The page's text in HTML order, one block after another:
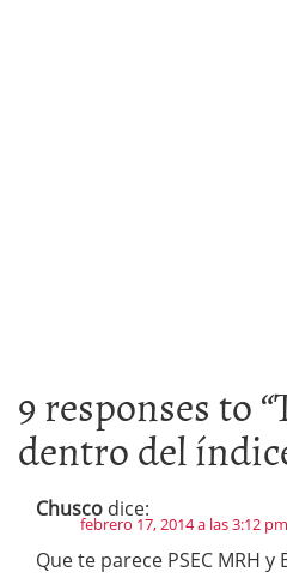
9 responses to “
dentro del
Chusco dice:
febrero 17, 2014 a las 3:12 pm
Que te parece PSEC MRH y